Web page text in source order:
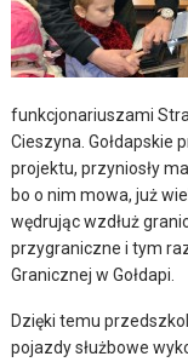
funkcjonariuszami
Cieszyna. Gołdapskie
projektu, przyniosły
bo o nim mowa, już
wędrując wzdłuż
przygraniczne i tym
Granicznej w Gołdapi.
Dzięki temu
pojazdy służbowe